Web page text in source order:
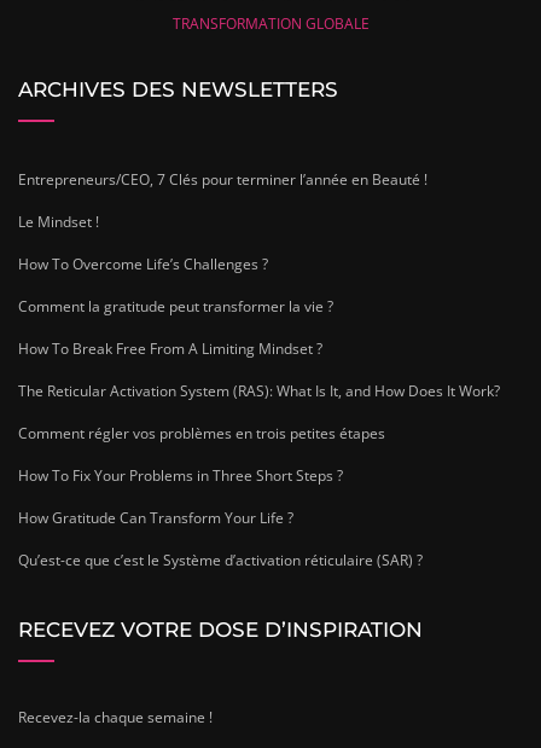
TRANSFORMATION GLOBALE
ARCHIVES DES NEWSLETTERS
Entrepreneurs/CEO, 7 Clés pour terminer l’année en Beauté !
Le Mindset !
How To Overcome Life’s Challenges ?
Comment la gratitude peut transformer la vie ?
How To Break Free From A Limiting Mindset ?
The Reticular Activation System (RAS): What Is It, and How Does It Work?
Comment régler vos problèmes en trois petites étapes
How To Fix Your Problems in Three Short Steps ?
How Gratitude Can Transform Your Life ?
Qu’est-ce que c’est le Système d’activation réticulaire (SAR) ?
RECEVEZ VOTRE DOSE D’INSPIRATION
Recevez-la chaque semaine !